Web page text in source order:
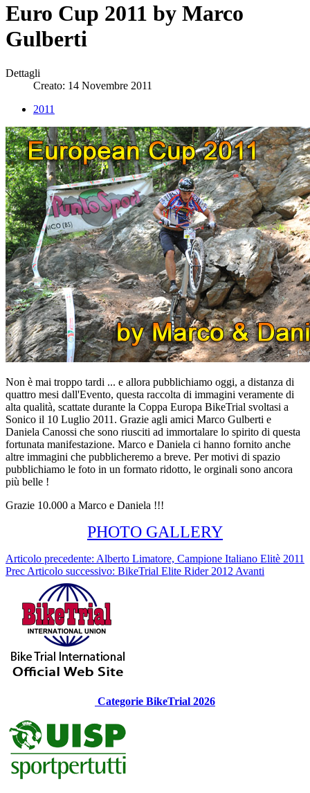
Euro Cup 2011 by Marco
Gulberti
Dettagli
Creato: 14 Novembre 2011
2011
Non è mai troppo tardi ... e allora pubblichiamo oggi, a distanza di
quattro mesi dall'Evento, questa raccolta di immagini veramente di
alta qualità, scattate durante la Coppa Europa BikeTrial svoltasi a
Sonico il 10 Luglio 2011. Grazie agli amici Marco Gulberti e
Daniela Canossi che sono riusciti ad immortalare lo spirito di questa
fortunata manifestazione. Marco e Daniela ci hanno fornito anche
altre immagini che pubblicheremo a breve. Per motivi di spazio
pubblichiamo le foto in un formato ridotto, le orginali sono ancora
più belle !
Grazie 10.000 a Marco e Daniela !!!
PHOTO GALLERY
Articolo precedente: Alberto Limatore, Campione Italiano Elitè 2011
Prec Articolo successivo: BikeTrial Elite Rider 2012 Avanti
Categorie BikeTrial 2026